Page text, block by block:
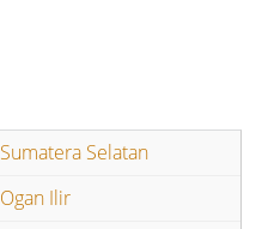
Sumatera Selatan
Ogan Ilir